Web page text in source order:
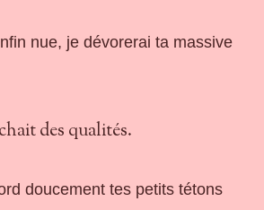
nue, je dévorerai ta massive
des qualités.
doucement tes petits tétons